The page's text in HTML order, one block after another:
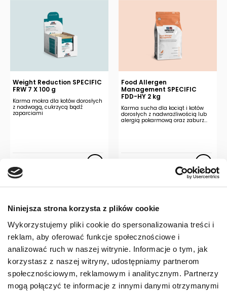
Niniejsza strona korzysta z plików cookie
Wykorzystujemy pliki cookie do spersonalizowania treści i
reklam, aby oferować funkcje społecznościowe i
analizować ruch w naszej witrynie. Informacje o tym, jak
korzystasz z naszej witryny, udostępniamy partnerom
społecznościowym, reklamowym i analitycznym. Partnerzy
mogą połączyć te informacje z innymi danymi otrzymanymi
Weight Reduction SPECIFIC
FRW 7 X 100 g
Karma mokra dla kotów dorosłych
z nadwagą, cukrzycą bądź
zaparciami
Food Allergen
Management SPECIFIC
FDD-HY 2 kg
Karma sucha dla kociąt i kotów
dorosłych z nadwrażliwością lub
alergią pokarmową oraz zaburz...
Allergen Management Plus
SPECIFIC FOD-HY 2 kg
Hydrolizowana karma sucha dla
kociąt i kotów dorosłych z alergią
Allergen Management Plus
SPECIFIC FOW-HY 7 X 100 g
Hydrolizowana karma mokra dla
kociąt i kotów dorosłych z alergią